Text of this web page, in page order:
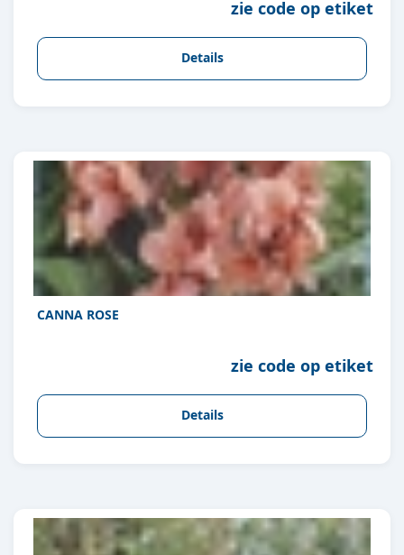
zie code op etiket
Details
CANNA ROSE
zie code op etiket
Details